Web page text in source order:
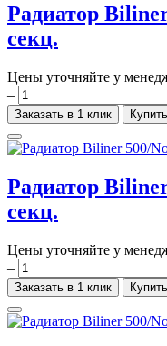
Радиатор
секц.
Цены уточняйте у
–
Заказать в 1 клик Купить
Радиатор
секц.
Цены уточняйте у
–
Заказать в 1 клик Купить